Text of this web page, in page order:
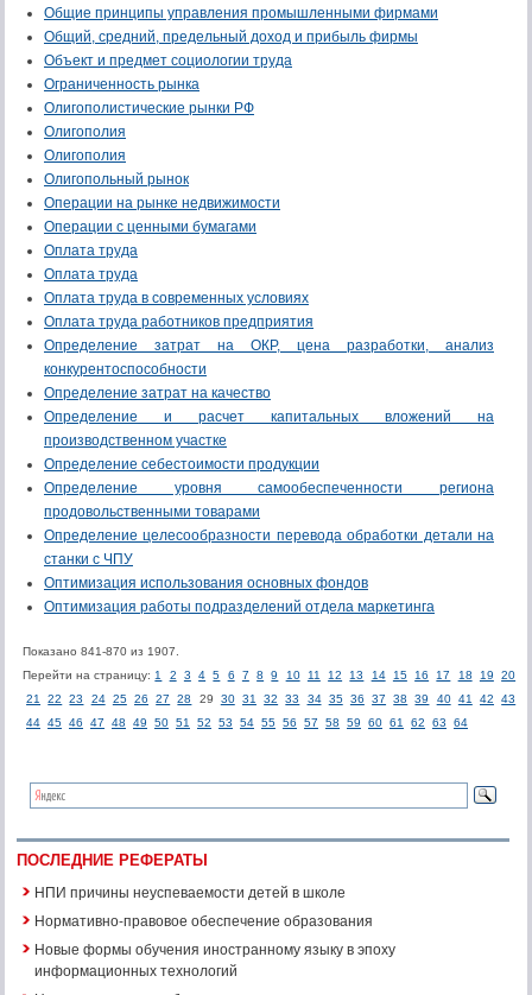
Общие принципы управления промышленными фирмами
Общий, средний, предельный доход и прибыль фирмы
Объект и предмет социологии труда
Ограниченность рынка
Олигополистические рынки РФ
Олигополия
Олигополия
Олигопольный рынок
Операции на рынке недвижимости
Операции с ценными бумагами
Оплата труда
Оплата труда
Оплата труда в современных условиях
Оплата труда работников предприятия
Определение затрат на ОКР, цена разработки, анализ
конкурентоспособности
Определение затрат на качество
Определение и расчет капитальных вложений на
производственном участке
Определение себестоимости продукции
Определение уровня самообеспеченности региона
продовольственными товарами
Определение целесообразности перевода обработки детали на
станки с ЧПУ
Оптимизация использования основных фондов
Оптимизация работы подразделений отдела маркетинга
Показано 841-870 из 1907.
Перейти на страницу: 1 2 3 4 5 6 7 8 9 10 11 12 13 14 15 16 17 18 19
20
21
22 23 24 25 26 27 28 29 30 31 32 33 34 35 36 37 38 39 40 41 42
43
44 45 46 47 48 49 50 51 52 53 54 55 56 57 58 59 60 61 62 63 64
ПОСЛЕДНИЕ РЕФЕРАТЫ
НПИ причины неуспеваемости детей в школе
Нормативно-правовое обеспечение образования
Новые формы обучения иностранному языку в эпоху
информационных технологий